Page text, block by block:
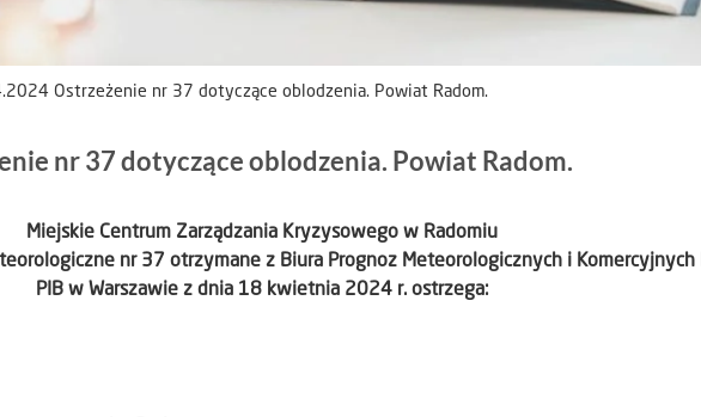
Ostrzeżenie nr 37 dotyczące oblodzenia. Powiat Radom.
nr 37 dotyczące oblodzenia. Powiat Radom.
Miejskie Centrum Zarządzania Kryzysowego w Radomiu
nr 37 otrzymane z Biura Prognoz Meteorologicznych i Komercyjnych
PIB w Warszawie z dnia 18 kwietnia 2024 r. ostrzega: